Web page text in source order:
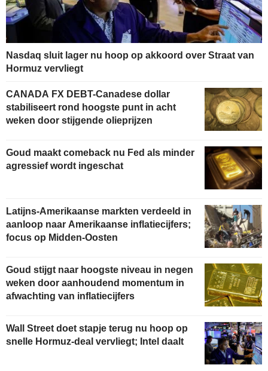
Nasdaq sluit lager nu hoop op akkoord over Straat van
Hormuz vervliegt
CANADA FX DEBT-Canadese dollar
stabiliseert rond hoogste punt in acht
weken door stijgende olieprijzen
Goud maakt comeback nu Fed als minder
agressief wordt ingeschat
Latijns-Amerikaanse markten verdeeld in
aanloop naar Amerikaanse inflatiecijfers;
focus op Midden-Oosten
Goud stijgt naar hoogste niveau in negen
weken door aanhoudend momentum in
afwachting van inflatiecijfers
Wall Street doet stapje terug nu hoop op
snelle Hormuz-deal vervliegt; Intel daalt